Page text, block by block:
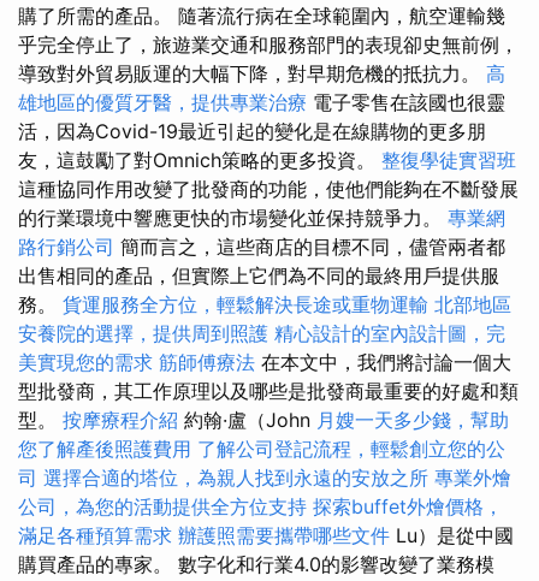
購了所需的產品。 隨著流行病在全球範圍內，航空運輸幾
乎完全停止了，旅遊業交通和服務部門的表現卻史無前例，
導致對外貿易販運的大幅下降，對早期危機的抵抗力。 高
雄地區的優質牙醫，提供專業治療 電子零售在該國也很靈
活，因為Covid-19最近引起的變化是在線購物的更多朋
友，這鼓勵了對Omnich策略的更多投資。 整復學徒實習班
這種協同作用改變了批發商的功能，使他們能夠在不斷發展
的行業環境中響應更快的市場變化並保持競爭力。 專業網
路行銷公司 簡而言之，這些商店的目標不同，儘管兩者都
出售相同的產品，但實際上它們為不同的最終用戶提供服
務。 貨運服務全方位，輕鬆解決長途或重物運輸 北部地區
安養院的選擇，提供周到照護 精心設計的室內設計圖，完
美實現您的需求 筋師傅療法 在本文中，我們將討論一個大
型批發商，其工作原理以及哪些是批發商最重要的好處和類
型。 按摩療程介紹 約翰·盧（John 月嫂一天多少錢，幫助
您了解產後照護費用 了解公司登記流程，輕鬆創立您的公
司 選擇合適的塔位，為親人找到永遠的安放之所 專業外燴
公司，為您的活動提供全方位支持 探索buffet外燴價格，
滿足各種預算需求 辦護照需要攜帶哪些文件 Lu）是從中國
購買產品的專家。 數字化和行業4.0的影響改變了業務模